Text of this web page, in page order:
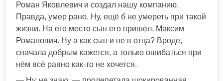
Роман Яковлевич и создал нашу компанию.
Правда, умер рано. Ну, ещё б не умереть при такой
жизни. На его место сын его пришёл, Максим
Романович. Ну а как сын и не в отца? Вроде,
сначала добрым кажется, а только ошибаться при
нём всё равно как-то не хочется.